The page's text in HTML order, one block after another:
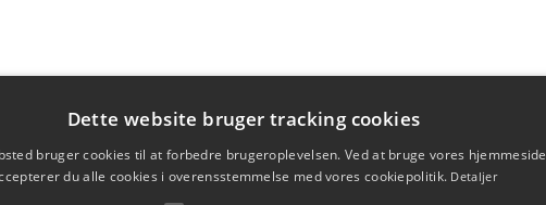
Dette website bruger tracking cookies
bruger cookies til at forbedre brugeroplevelsen. Ved at bruge vores hjemmeside
du alle cookies i overensstemmelse med vores cookiepolitik. Detaljer